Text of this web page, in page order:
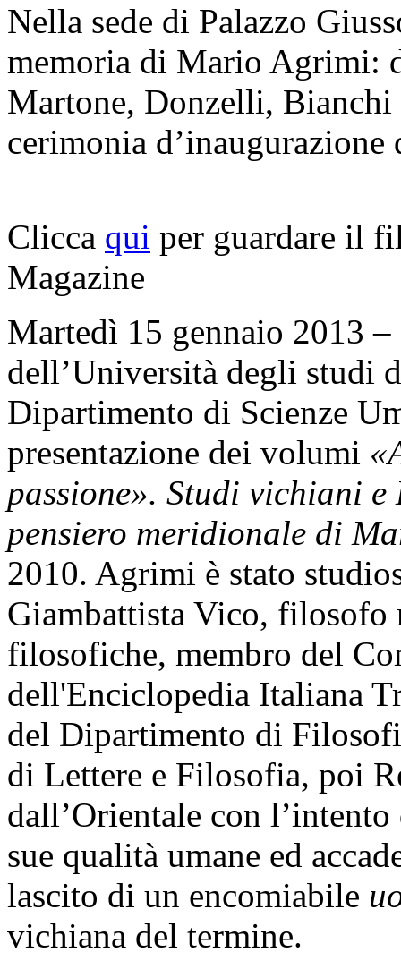
Nella sede di Palazzo
memoria di Mario Agrimi:
Martone, Donzelli,
cerimonia
Clicca qui per guardare il
Magazine
Martedì 15 gennaio 2013
dell’Università degli studi
Dipartimento di Scienze
presentazione dei volumi
passione». Studi vichiani
pensiero meridionale di
2010. Agrimi è stato
Giambattista Vico,
filosofiche, membro del
dell'Enciclopedia Italiana
del Dipartimento di
di Lettere e Filosofia, poi
dall’Orientale con
sue qualità umane ed
lascito di un encomiabile
vichiana del termine.